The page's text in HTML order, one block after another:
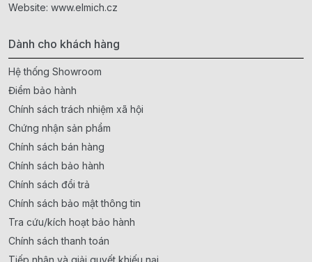
Website: www.elmich.cz
Dành cho khách hàng
Hệ thống Showroom
Điểm bảo hành
Chính sách trách nhiệm xã hội
Chứng nhận sản phẩm
Chính sách bán hàng
Chính sách bảo hành
Chính sách đổi trả
Chính sách bảo mật thông tin
Tra cứu/kích hoạt bảo hành
Chính sách thanh toán